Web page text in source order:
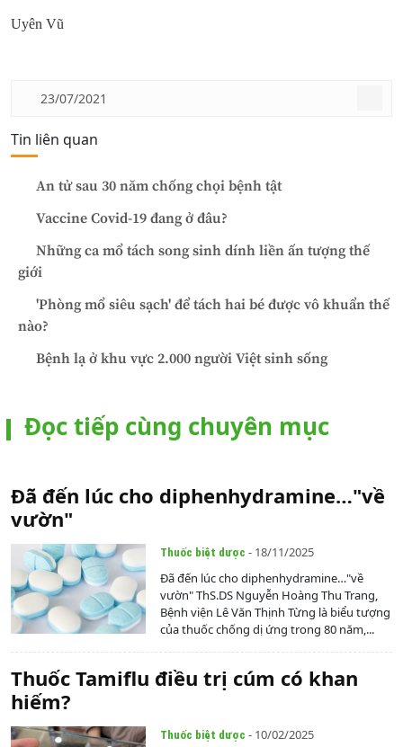
Uyên Vũ
23/07/2021
Tin liên quan
An tử sau 30 năm chống chọi bệnh tật
Vaccine Covid-19 đang ở đâu?
Những ca mổ tách song sinh dính liền ấn tượng thế
giới
'Phòng mổ siêu sạch' để tách hai bé được vô khuẩn thế
nào?
Bệnh lạ ở khu vực 2.000 người Việt sinh sống
Đọc tiếp cùng chuyên mục
Đã đến lúc cho diphenhydramine…"về
vườn"
Thuốc biệt dược - 18/11/2025
Đã đến lúc cho diphenhydramine…"về
vườn" ThS.DS Nguyễn Hoàng Thu Trang,
Bệnh viện Lê Văn Thịnh Từng là biểu tượng
của thuốc chống dị ứng trong 80 năm,...
Thuốc Tamiflu điều trị cúm có khan
hiếm?
Thuốc biệt dược - 10/02/2025